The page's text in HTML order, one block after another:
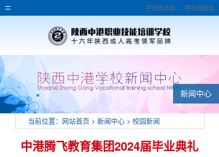
学校资讯站 学校视频站
新闻中心
当前位置： 网站首页 >新闻中心 >校园新闻
中港腾飞教育集团2024届毕业典礼